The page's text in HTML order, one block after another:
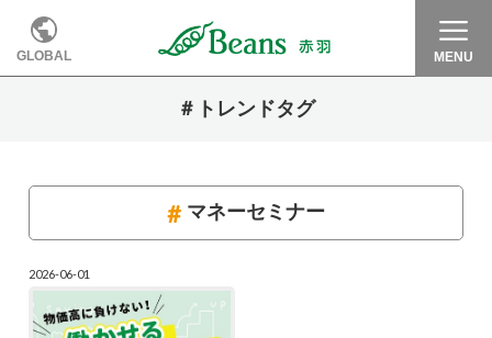
GLOBAL MENU
＃トレンドタグ
マネーセミナー
2026-06-01